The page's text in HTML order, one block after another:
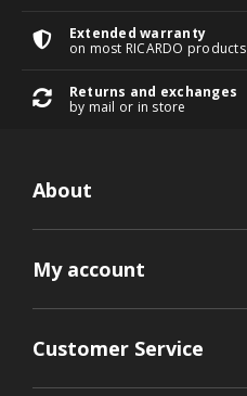
Extended warranty
on most RICARDO products
Returns and exchanges
by mail or in store
About
My account
Customer Service